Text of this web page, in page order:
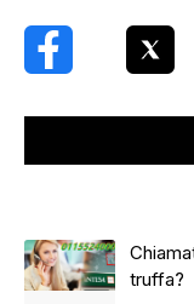
truffa?